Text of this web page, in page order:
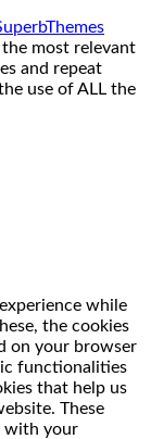
most relevant
and repeat
use of ALL the
while
the cookies
on your browser
functionalities
that help us
These
with your